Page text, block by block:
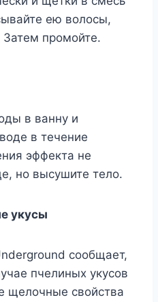
ею волосы,
Затем промойте.
в ванну и
в течение
эффекта не
но высушите тело.
укусы
сообщает,
пчелиных укусов
щелочные свойства